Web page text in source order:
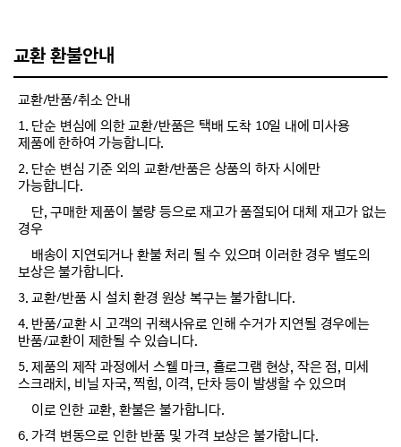
교환 환불안내
교환/반품/취소 안내
1. 단순 변심에 의한 교환/반품은 택배 도착 10일 내에 미사용
제품에 한하여 가능합니다.
2. 단순 변심 기준 외의 교환/반품은 상품의 하자 시에만
가능합니다.
단, 구매한 제품이 불량 등으로 재고가 품절되어 대체 재고가 없는
경우
배송이 지연되거나 환불 처리 될 수 있으며 이러한 경우 별도의
보상은 불가합니다.
3. 교환/반품 시 설치 환경 원상 복구는 불가합니다.
4. 반품/교환 시 고객의 귀책사유로 인해 수거가 지연될 경우에는
반품/교환이 제한될 수 있습니다.
5. 제품의 제작 과정에서 스웰 마크, 홀로그램 현상, 작은 점, 미세
스크래치, 비닐 자국, 찍힘, 이격, 단차 등이 발생할 수 있으며
이로 인한 교환, 환불은 불가합니다.
6. 가격 변동으로 인한 반품 및 가격 보상은 불가합니다.